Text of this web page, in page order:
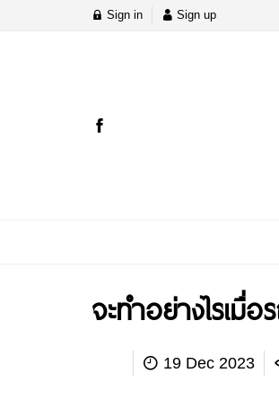
Sign in Sign up
จะทำอย่างไรเมื่
19 Dec 2023